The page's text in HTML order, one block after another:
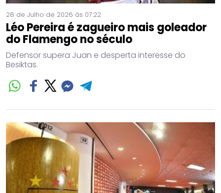
28 de Julho de 2026 às 07:22
Léo Pereira é zagueiro mais goleador
do Flamengo no século
Defensor supera Juan e desperta interesse do
Besiktas.